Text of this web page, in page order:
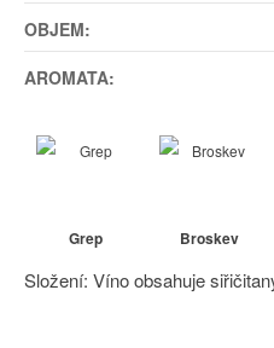
OBJEM:
AROMATA:
Grep Broskev
Složení: Víno obsahuje